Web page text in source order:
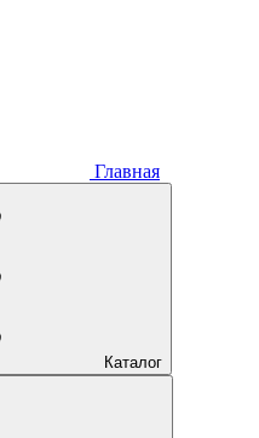
Главная
Каталог